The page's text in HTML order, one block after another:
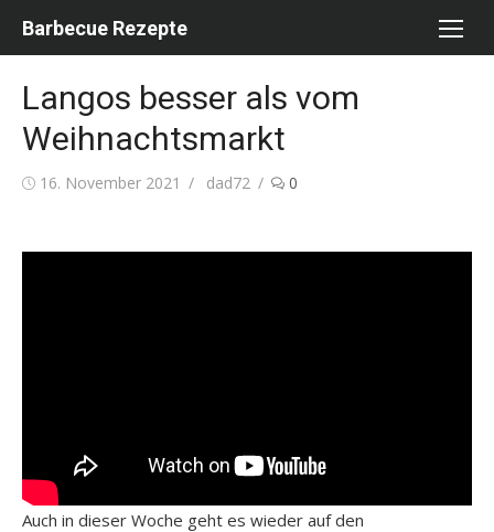
Barbecue Rezepte
Langos besser als vom
Weihnachtsmarkt
Posted
16. November 2021 Author
dad72 0
Auch in dieser Woche geht es wieder auf den